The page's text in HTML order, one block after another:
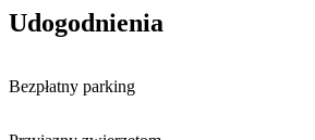
wentylator nie wystarcza.
Udogodnienia
Bezpłatny parking